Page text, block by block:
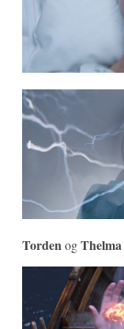
TordenogThelma